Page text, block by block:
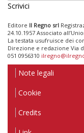
Scrivici
Editore Il Regno srl
24.10.1957 Associato
La testata usufruisce dei
Direzione e redazione Via
051 0956310
Note legali
Cookie
Credits